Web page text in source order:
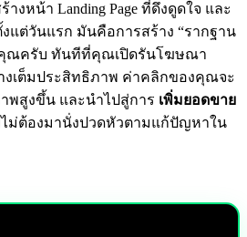
งหน้า Landing Page ที่ดึงดูดใจ และ
แต่วันแรก มันคือการสร้าง “รากฐาน
คุณครับ ทันทีที่คุณเปิดรันโฆษณา
งเต็มประสิทธิภาพ ค่าคลิกของคุณจะ
พสูงขึ้น และนำไปสู่การ เพิ่มยอดขาย
ม่ต้องมานั่งปวดหัวตามแก้ปัญหาใน